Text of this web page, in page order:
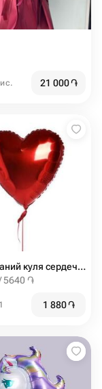
21 000֏
Фольгований куля сердечко 45см
5640 ֏
1 880֏